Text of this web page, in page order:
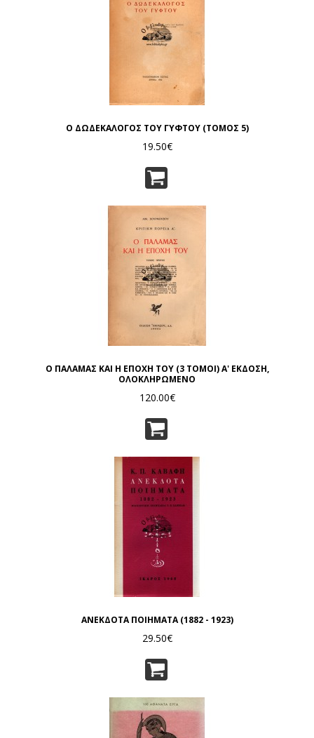
Ο ΔΩΔΕΚΑΛΟΓΟΣ ΤΟΥ ΓΥΦΤΟΥ (ΤΟΜΟΣ 5)
19.50€
Ο ΠΑΛΑΜΑΣ ΚΑΙ Η ΕΠΟΧΗ ΤΟΥ (3 ΤΟΜΟΙ) Α' ΕΚΔΟΣΗ,
ΟΛΟΚΛΗΡΩΜΕΝΟ
120.00€
ΑΝΕΚΔΟΤΑ ΠΟΙΗΜΑΤΑ (1882 - 1923)
29.50€